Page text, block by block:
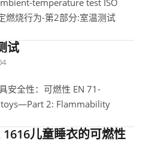
temperature test ISO
燃烧行为-第2部分:室温测试
试
安全性：可燃性 EN 71-
2: Flammability
1616儿童睡衣的可燃性